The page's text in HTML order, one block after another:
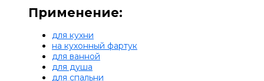
Применение:
для кухни
на кухонный фартук
для ванной
для душа
для спальни